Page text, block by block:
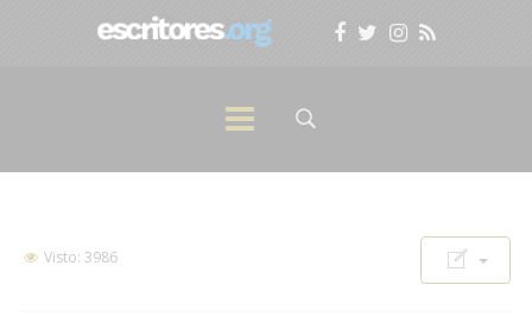
Visto: 3986